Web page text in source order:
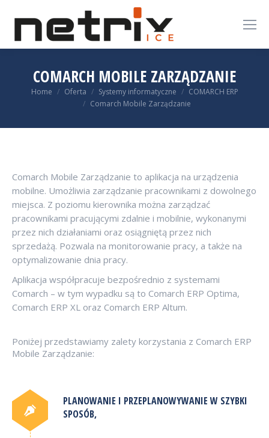
COMARCH MOBILE ZARZĄDZANIE
You are here:
Home Oferta Systemy informatyczne
COMARCH ERP
Comarch Mobile Zarządzanie
Comarch Mobile Zarządzanie to aplikacja na urządzenia
mobilne. Umożliwia zarządzanie pracownikami z dowolnego
miejsca. Z poziomu kierownika można zarządzać
pracownikami pracującymi zdalnie i mobilnie, wykonanymi
przez nich działaniami oraz osiągniętą przez nich
sprzedażą. Pozwala na monitorowanie pracy, a także na
optymalizowanie dnia pracy.
Aplikacja współpracuje bezpośrednio z systemami
Comarch – w tym wypadku są to Comarch ERP Optima,
Comarch ERP XL oraz Comarch ERP Altum.
Poniżej przedstawiamy zalety korzystania z Comarch ERP
Mobile Zarządzanie:
PLANOWANIE I PRZEPLANOWYWANIE W SZYBKI
SPOSÓB,